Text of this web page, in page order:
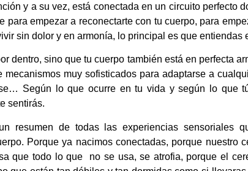
y a su vez, está conectada en un circuito perfecto
para empezar a reconectarte con tu cuerpo, para
sin dolor y en armonía, lo principal es que
dentro, sino que tu cuerpo también está en perfecta
mecanismos muy sofisticados para adaptarse a
Según lo que ocurre en tu vida y según lo que
sentirás.
resumen de todas las experiencias sensoriales
Porque ya nacimos conectadas, porque nuestro
que todo lo que no se usa, se atrofia, porque el